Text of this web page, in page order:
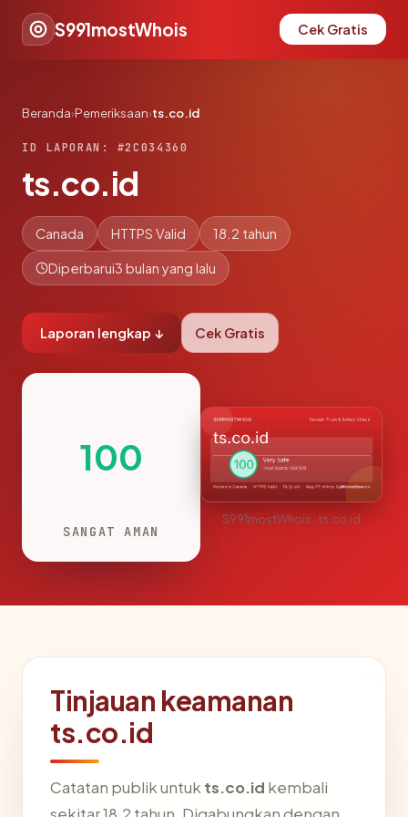
S991mostWhois Cek Gratis
Beranda›Pemeriksaan›ts.co.id
ID LAPORAN: #2C034360
ts.co.id
Canada HTTPS Valid 18.2 tahun
Diperbarui3 bulan yang lalu
Laporan lengkap ↓ Cek Gratis
100
SANGAT AMAN
S991mostWhois · ts.co.id
Tinjauan keamanan
ts.co.id
Catatan publik untuk ts.co.id kembali